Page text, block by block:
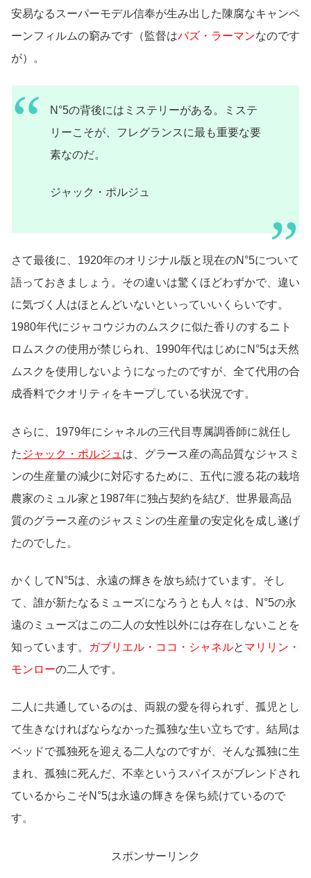
安易なるスーパーモデル信奉が生み出した陳腐なキャンペ
ーンフィルムの窮みです（監督はバズ・ラーマンなのです
が）。
N°5の背後にはミステリーがある。ミステ
リーこそが、フレグランスに最も重要な要
素なのだ。
ジャック・ポルジュ
さて最後に、1920年のオリジナル版と現在のN°5について
語っておきましょう。その違いは驚くほどわずかで、違い
に気づく人はほとんどいないといっていいくらいです。
1980年代にジャコウジカのムスクに似た香りのするニト
ロムスクの使用が禁じられ、1990年代はじめにN°5は天然
ムスクを使用しないようになったのですが、全て代用の合
成香料でクオリティをキープしている状況です。
さらに、1979年にシャネルの三代目専属調香師に就任し
た ジャック・ポルジュ は、グラース産の高品質なジャスミ
ンの生産量の減少に対応するために、五代に渡る花の栽培
農家のミュル家と1987年に独占契約を結び、世界最高品
質のグラース産のジャスミンの生産量の安定化を成し遂げ
たのでした。
かくしてN°5は、永遠の輝きを放ち続けています。そし
て、誰が新たなるミューズになろうとも人々は、N°5の永
遠のミューズはこの二人の女性以外には存在しないことを
知っています。
ガブリエル・ココ・シャネルと マリリン・
モンローの二人です。
二人に共通しているのは、両親の愛を得られず、孤児とし
て生きなければならなかった孤独な生い立ちです。結局は
ベッドで孤独死を迎える二人なのですが、そんな孤独に生
まれ、孤独に死んだ、不幸というスパイスがブレンドされ
ているからこそN°5は永遠の輝きを保ち続けているので
す。
スポンサーリンク